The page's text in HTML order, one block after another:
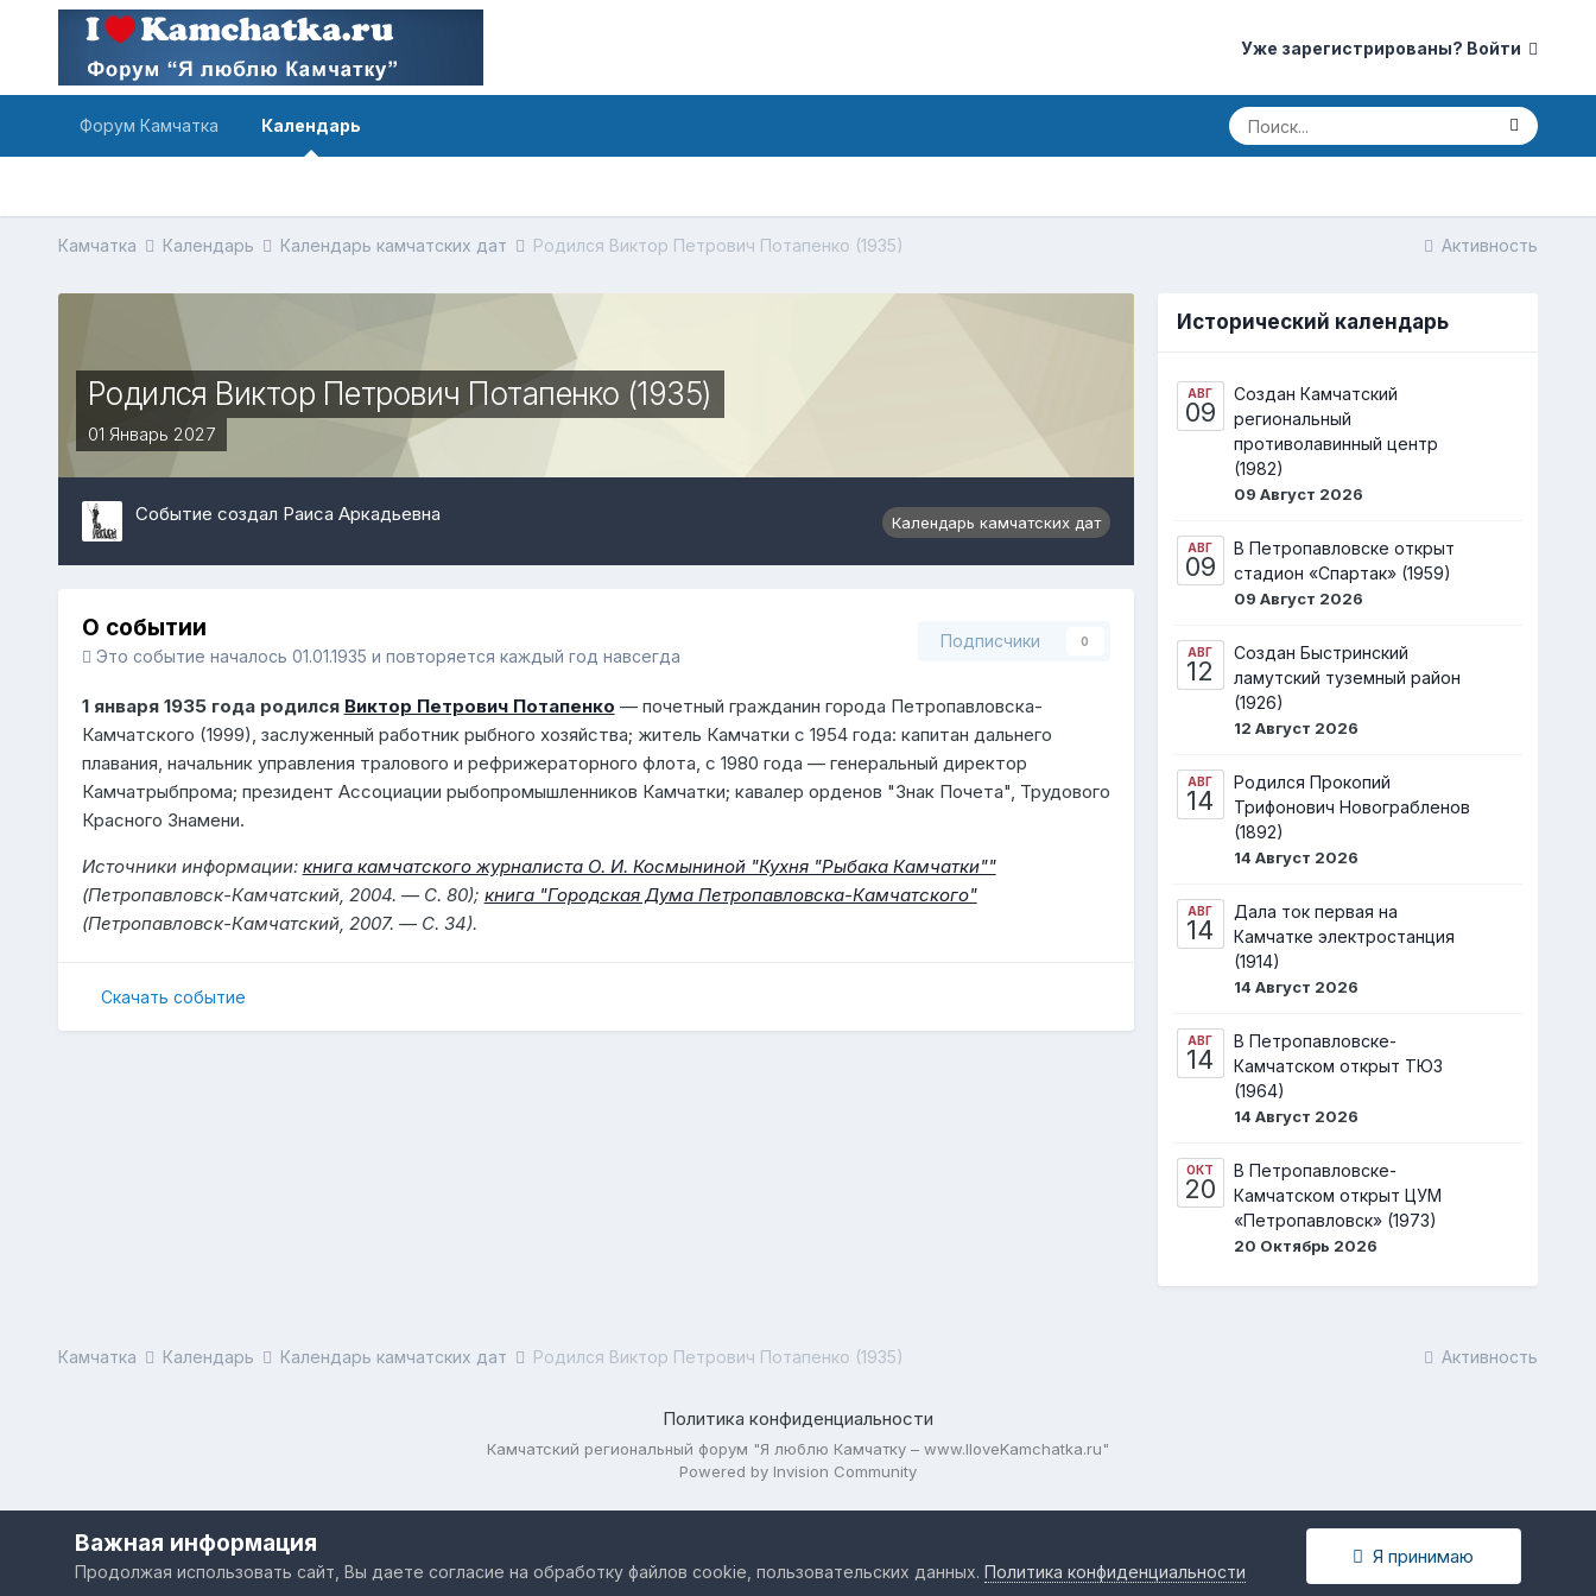
Уже зарегистрированы? Войти
Форум Камчатка Календарь
Активность
Камчатка Календарь Календарь камчатских дат Родился Виктор Петрович Потапенко (1935)
Родился Виктор Петрович Потапенко (1935)
01 Январь 2027
Календарь камчатских дат
Событие создал Раиса Аркадьевна
О событии
Это событие началось 01.01.1935 и повторяется каждый год навсегда
Подписчики 0
1 января 1935 года родился Виктор Петрович Потапенко — почетный гражданин города Петропавловска-
Камчатского (1999), заслуженный работник рыбного хозяйства; житель Камчатки с 1954 года: капитан дальнего
плавания, начальник управления тралового и рефрижераторного флота, с 1980 года — генеральный директор
Камчатрыбпрома; президент Ассоциации рыбопромышленников Камчатки; кавалер орденов "Знак Почета", Трудового
Красного Знамени.
Источники информации: книга камчатского журналиста О. И. Космыниной "Кухня "Рыбака Камчатки""
(Петропавловск-Камчатский, 2004. — С. 80); книга "Городская Дума Петропавловска-Камчатского"
(Петропавловск-Камчатский, 2007. — С. 34).
Скачать событие
Исторический календарь
АВГ
09
Создан Камчатский
региональный
противолавинный центр
(1982)
09 Август 2026
АВГ
09
В Петропавловске открыт
стадион «Спартак» (1959)
09 Август 2026
АВГ
12
Создан Быстринский
ламутский туземный район
(1926)
12 Август 2026
АВГ
14
Родился Прокопий
Трифонович Новограбленов
(1892)
14 Август 2026
АВГ
14
Дала ток первая на
Камчатке электростанция
(1914)
14 Август 2026
АВГ
14
В Петропавловске-
Камчатском открыт ТЮЗ
(1964)
14 Август 2026
ОКТ
20
В Петропавловске-
Камчатском открыт ЦУМ
«Петропавловск» (1973)
20 Октябрь 2026
Активность
Камчатка Календарь Календарь камчатских дат Родился Виктор Петрович Потапенко (1935)
Политика конфиденциальности
Камчатский региональный форум "Я люблю Камчатку – www.IloveKamchatka.ru"
Powered by Invision Community
Важная информация
Продолжая использовать сайт, Вы даете согласие на обработку файлов cookie, пользовательских данных. Политика конфиденциальности
Я принимаю